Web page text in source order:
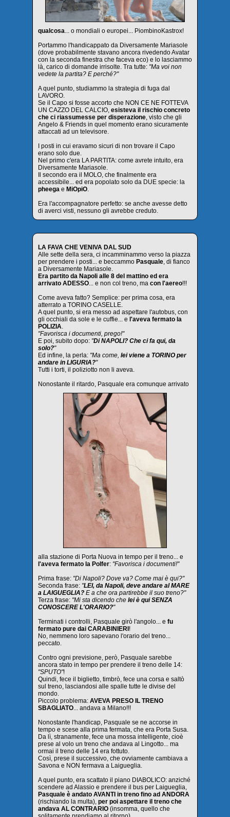
qualcosa... o mondiali o europei... PiombinoKastrox!
Portammo l'handicappato da Diversamente Mariasole
(dove probabilmente stavano ancora rivedendo Avatar
con la seconda finestra che faceva eco) e lo lasciammo
là, carico di domande irrisolte. Tra tutte: "Ma voi non
vedete la partita? E perché?"
A quel punto, studiammo la strategia di fuga dal
LAVORO.
Se il Capo si fosse accorto che NON CE NE FOTTEVA
UN CAZZO DEL CALCIO, esisteva il rischio concreto
che ci riassumesse per disperazione, visto che gli
Angelo & Friends in quel momento erano sicuramente
attaccati ad un televisore.
I posti in cui eravamo sicuri di non trovare il Capo
erano solo due.
Nel primo c'era LA PARTITA: come avrete intuito, era
Diversamente Mariasole.
Il secondo era il MOLO, che finalmente era
accessibile... ed era popolato solo da DUE specie: la
pheega e MiOpiO.
Era l'accompagnatore perfetto: se anche avesse detto
di averci visti, nessuno gli avrebbe creduto.
LA FAVA CHE VENIVA DAL SUD
Alle sette della sera, ci incamminammo verso la piazza
per prendere i posti... e beccammo Pasquale, di fianco
a Diversamente Mariasole.
Era partito da Napoli alle 8 del mattino ed era
arrivato ADESSO... e non col treno, ma con l'aereo!!!
Come aveva fatto? Semplice: per prima cosa, era
atterrato a TORINO CASELLE.
A quel punto, si era messo ad aspettare l'autobus, con
gli occhiali da sole e le cuffie... e l'aveva fermato la
POLIZIA.
"Favorisca i documenti, prego!"
E poi, subito dopo: "Di NAPOLI? Che ci fa qui, da
solo?"
Ed infine, la perla: "Ma come, lei viene a TORINO per
andare in LIGURIA?"
Tutti i torti, il poliziotto non li aveva.
Nonostante il ritardo, Pasquale era comunque arrivato
alla stazione di Porta Nuova in tempo per il treno... e
l'aveva fermato la Polfer: "Favorisca i documenti!"
Prima frase: "Di Napoli? Dove va? Come mai è qui?"
Seconda frase: "LEI, da Napoli, deve andare al MARE
a LAIGUEGLIA? E a che ora partirebbe il suo treno?"
Terza frase: "Mi sta dicendo che lei è qui SENZA
CONOSCERE L'ORARIO?"
Terminati i controlli, Pasquale girò l'angolo... e fu
fermato pure dai CARABINIERI !
No, nemmeno loro sapevano l'orario del treno...
peccato.
Contro ogni previsione, però, Pasquale sarebbe
ancora stato in tempo per prendere il treno delle 14:
"SPUTO"!
Quindi, fece il biglietto, timbrò, fece una corsa e saltò
sul treno, lasciandosi alle spalle tutte le divise del
mondo.
Piccolo problema: AVEVA PRESO IL TRENO
SBAGLIATO... andava a Milano!!!
Nonostante l'handicap, Pasquale se ne accorse in
tempo e scese alla prima fermata, che era Porta Susa.
Da lì, stranamente, fece una mossa intelligente, cioè
prese al volo un treno che andava al Lingotto... ma
ormai il treno delle 14 era fottuto.
Così, prese il successivo, che ovviamente cambiava a
Savona e NON fermava a Laigueglia.
A quel punto, era scattato il piano DIABOLICO: anziché
scendere ad Alassio e prendere il bus per Laigueglia,
Pasquale è andato AVANTI in treno fino ad ANDORA
(rischiando la multa), per poi aspettare il treno che
andava AL CONTRARIO (insomma, quello che